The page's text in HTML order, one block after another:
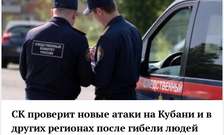
СК проверит новые атаки на Кубани и в
других регионах после гибели людей